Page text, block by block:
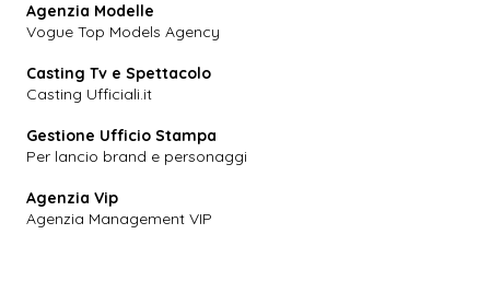
Agenzia Modelle
Vogue Top Models Agency
Casting Tv e Spettacolo
Casting Ufficiali.it
Gestione Ufficio Stampa
Per lancio brand e personaggi
Agenzia Vip
Agenzia Management VIP